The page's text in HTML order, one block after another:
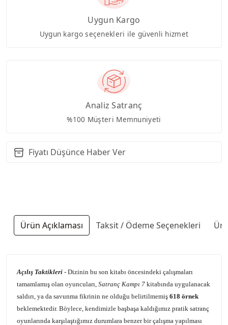
Uygun Kargo
Uygun kargo seçenekleri ile güvenli hizmet
Analiz Satranç
%100 Müşteri Memnuniyeti
Fiyatı Düşünce Haber Ver
Ürün Açıklaması Taksit / Ödeme Seçenekleri
Açılış Taktikleri - Dizinin bu son kitabı öncesindeki çalışmaları
tamamlamış olan oyuncuları, Satranç Kampı 7 kitabında uygulanacak
saldırı, ya da savunma fikrinin ne olduğu belirtilmemiş 618 örnek
beklemektedir. Böylece, kendimizle başbaşa kaldığımız pratik satranç
oyunlarında karşılaştığımız durumlara benzer bir çalışma yapılması